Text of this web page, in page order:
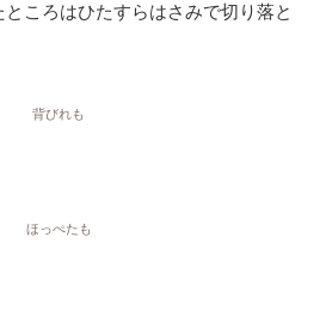
ころはひたすらはさみで切り落と
背びれも
ほっぺたも